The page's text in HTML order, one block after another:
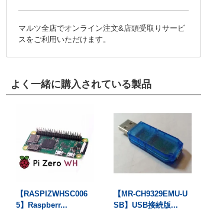
マルツ全店でオンライン注文&店頭受取りサービ
スをご利用いただけます。
よく一緒に購入されている製品
【RASPIZWHSC006
5】Raspberr...
【MR-CH9329EMU-U
SB】USB接続版...